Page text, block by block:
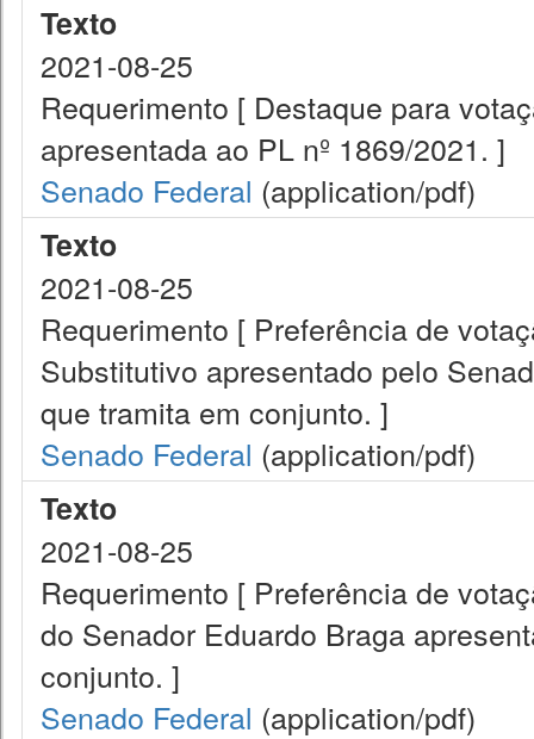
Texto
2021-08-25
Requerimento [ Destaque para
apresentada ao PL nº 1869/2021. ]
Senado Federal (application/pdf)
Texto
2021-08-25
Requerimento [ Preferência de
Substitutivo apresentado pelo
que tramita em conjunto. ]
Senado Federal (application/pdf)
Texto
2021-08-25
Requerimento [ Preferência de
do Senador Eduardo Braga
conjunto. ]
Senado Federal (application/pdf)